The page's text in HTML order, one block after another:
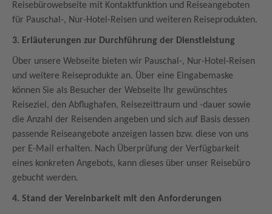
Reisebürowebseite mit Kontaktfunktion und Reiseangeboten
für Pauschal-, Nur-Hotel-Reisen und weiteren Reiseprodukten.
3. Erläuterungen zur Durchführung der Dienstleistung
Über unsere Webseite bieten wir Pauschal-, Nur-Hotel-Reisen
und weitere Reiseprodukte an. Über eine Eingabemaske
können Sie als Besucher der Webseite Ihr gewünschtes
Reiseziel, den Abflughafen, Reisezeittraum und -dauer sowie
die Anzahl der Reisenden angeben und sich auf Basis dessen
passende Reiseangebote anzeigen lassen bzw. diese von uns
per E-Mail erhalten. Nach Überprüfung der Verfügbarkeit
eines konkreten Angebots, kann dieses über unser Reisebüro
gebucht werden.
4. Stand der Vereinbarkeit mit den Anforderungen